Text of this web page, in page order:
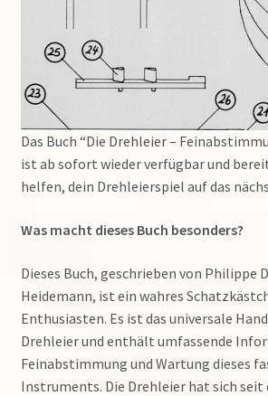
Das Buch “Die Drehleier –
ist ab sofort wieder verfügbar und
helfen, dein Drehleierspiel auf das
Was macht dieses Buch besonders?
Dieses Buch, geschrieben von Philippe
Heidemann, ist ein wahres
Enthusiasten. Es ist das universale
Drehleier und enthält umfassende
Feinabstimmung und Wartung dieses
Instruments. Die Drehleier hat sich seit